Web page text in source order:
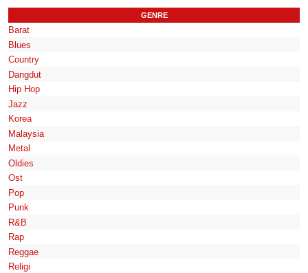
GENRE
Barat
Blues
Country
Dangdut
Hip Hop
Jazz
Korea
Malaysia
Metal
Oldies
Ost
Pop
Punk
R&B
Rap
Reggae
Religi